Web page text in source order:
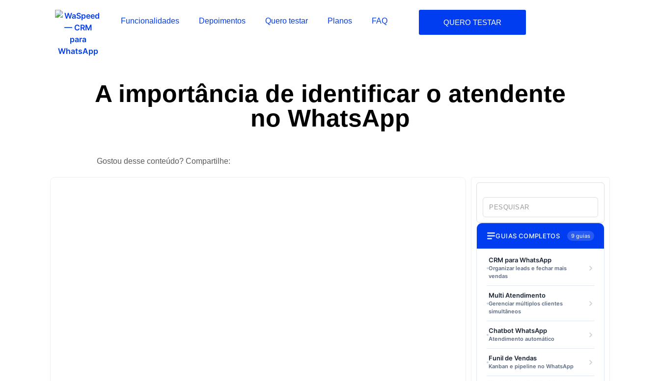
Funcionalidades Depoimentos Quero testar Planos FAQ QUERO TESTAR
A importância de identificar o atendente
no WhatsApp
Gostou desse conteúdo? Compartilhe:
GUIAS COMPLETOS 9 guias
CRM para WhatsApp
Organizar leads e fechar mais
vendas
Multi Atendimento
Gerenciar múltiplos clientes
simultâneos
Chatbot WhatsApp
Atendimento automático
Funil de Vendas
Kanban e pipeline no WhatsApp